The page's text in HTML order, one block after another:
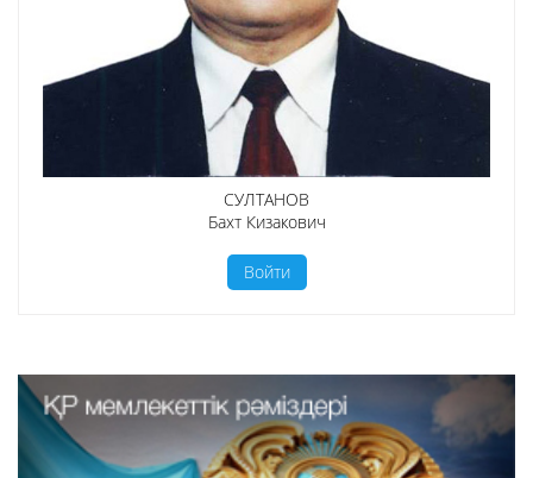
СУЛТАНОВ
Бахт Кизакович
Войти